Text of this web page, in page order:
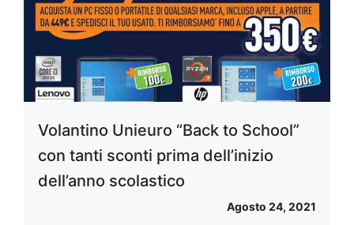
Volantino Unieuro “Back to School”
con tanti sconti prima dell’inizio
dell’anno scolastico
Agosto 24, 2021